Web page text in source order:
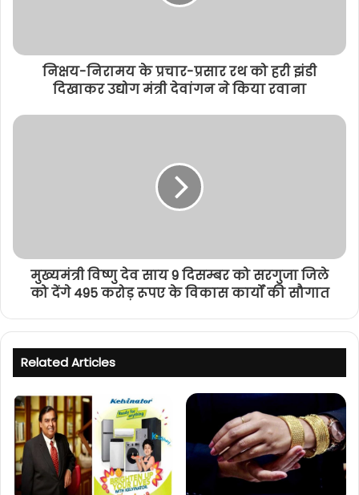
निक्षय-निरामय के प्रचार-प्रसार रथ को हरी झंडी
दिखाकर उद्योग मंत्री देवांगन ने किया रवाना
मुख्यमंत्री विष्णु देव साय 9 दिसम्बर को सरगुजा जिले
को देंगे 495 करोड़ रूपए के विकास कार्यों की सौगात
Related Articles